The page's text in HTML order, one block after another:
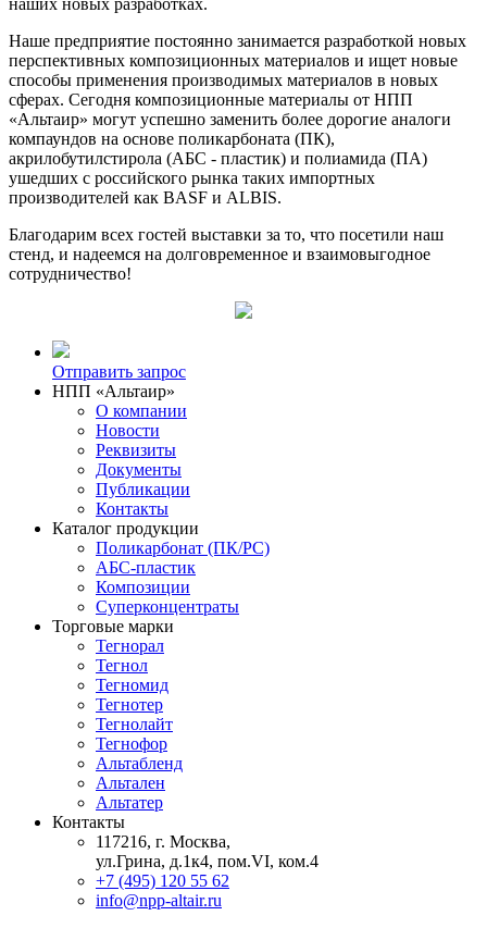
Наше предприятие постоянно занимается разработкой новых
перспективных композиционных материалов и ищет новые
способы применения производимых материалов в новых
сферах. Сегодня композиционные материалы от НПП
«Альтаир» могут успешно заменить более дорогие аналоги
компаундов на основе поликарбоната (ПК),
акрилобутилстирола (АБС - пластик) и полиамида (ПА)
ушедших с российского рынка таких импортных
производителей как BASF и ALBIS.
Благодарим всех гостей выставки за то, что посетили наш
стенд, и надеемся на долговременное и взаимовыгодное
сотрудничество!
Отправить запрос
НПП «Альтаир»
О компании
Новости
Реквизиты
Документы
Публикации
Контакты
Каталог продукции
Поликарбонат (ПК/PC)
АБС-пластик
Композиции
Суперконцентраты
Торговые марки
Тегнорал
Тегнол
Тегномид
Тегнотер
Тегнолайт
Тегнофор
Альтабленд
Альтален
Альтатер
Контакты
117216, г. Москва,
ул.Грина, д.1к4, пом.VI, ком.4
+7 (495) 120 55 62
info@npp-altair.ru